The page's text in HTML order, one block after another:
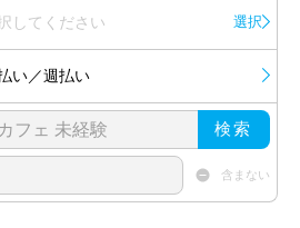
してください 選択
い／週払い
検索
含まない